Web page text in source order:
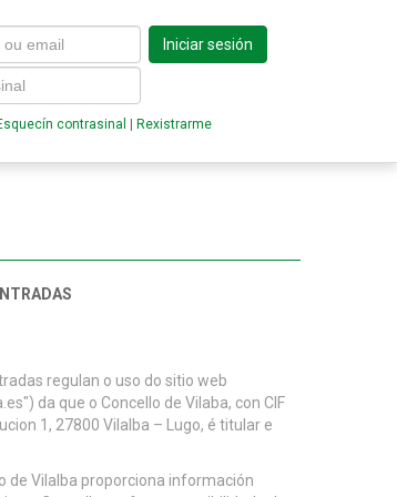
Iniciar sesión
contrasinal Rexistrarme
regulan o uso do sitio web
da que o Concello de Vilaba, con CIF
1, 27800 Vilalba – Lugo, é titular e
de Vilalba proporciona información